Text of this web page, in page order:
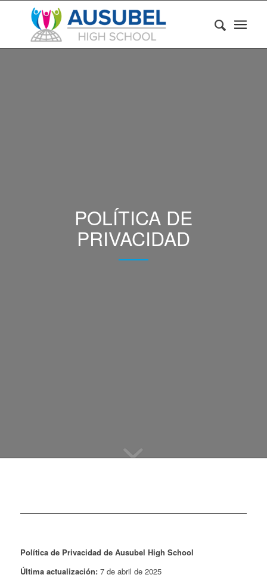
POLÍTICA DE
PRIVACIDAD
Política de Privacidad de Ausubel High School
Última actualización:7 de abril de 2025